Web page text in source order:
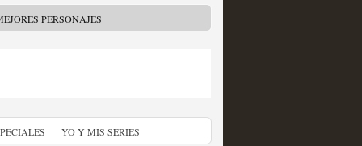
PERSONAJES
YO Y MIS SERIES